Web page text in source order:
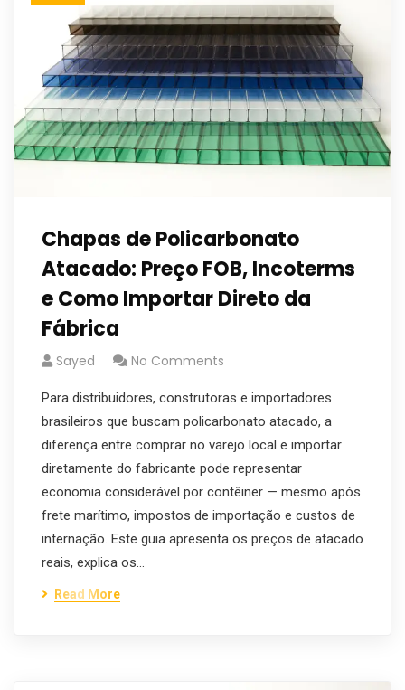
Chapas de Policarbonato
Atacado: Preço FOB, Incoterms
e Como Importar Direto da
Fábrica
Sayed No Comments
Para distribuidores, construtoras e importadores
brasileiros que buscam policarbonato atacado, a
diferença entre comprar no varejo local e importar
diretamente do fabricante pode representar
economia considerável por contêiner — mesmo após
frete marítimo, impostos de importação e custos de
internação. Este guia apresenta os preços de atacado
reais, explica os…
Read More